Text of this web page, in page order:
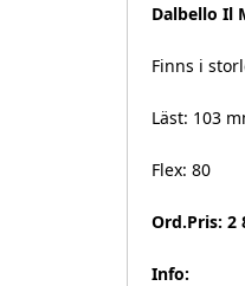
Dalbello Il
Finns i
Läst: 103
Flex: 80
Ord.Pris: 2
Info: